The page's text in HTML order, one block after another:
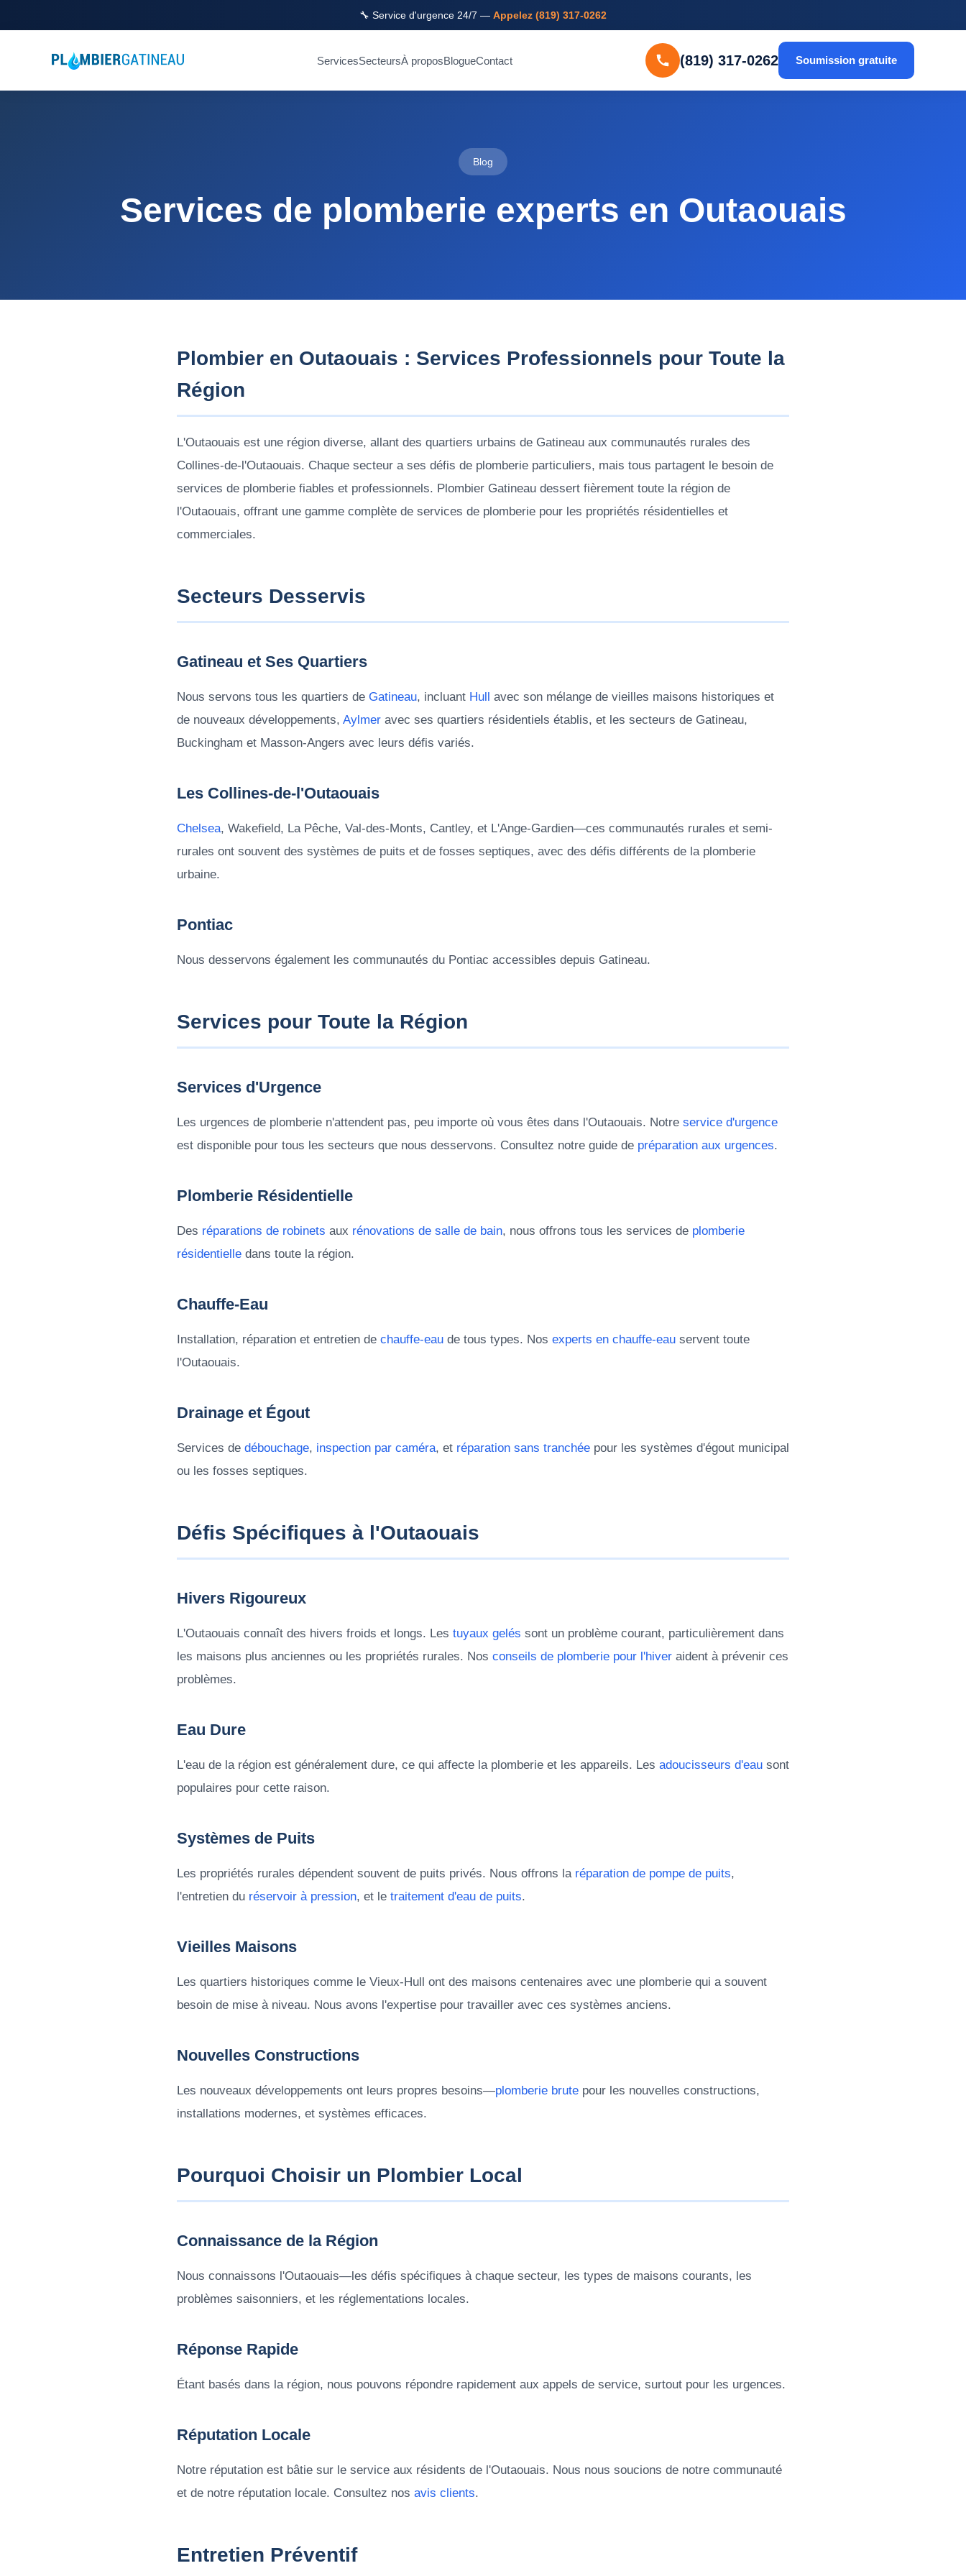
🔧 Service d'urgence 24/7 — Appelez (819) 317-0262
ServicesSecteursÀ proposBlogueContact (819) 317-0262 Soumission gratuite
Blog
Services de plomberie experts en Outaouais
Plombier en Outaouais : Services Professionnels pour Toute la
Région
L'Outaouais est une région diverse, allant des quartiers urbains de Gatineau aux communautés rurales des
Collines-de-l'Outaouais. Chaque secteur a ses défis de plomberie particuliers, mais tous partagent le besoin de
services de plomberie fiables et professionnels. Plombier Gatineau dessert fièrement toute la région de
l'Outaouais, offrant une gamme complète de services de plomberie pour les propriétés résidentielles et
commerciales.
Secteurs Desservis
Gatineau et Ses Quartiers
Nous servons tous les quartiers de Gatineau, incluant Hull avec son mélange de vieilles maisons historiques et
de nouveaux développements, Aylmer avec ses quartiers résidentiels établis, et les secteurs de Gatineau,
Buckingham et Masson-Angers avec leurs défis variés.
Les Collines-de-l'Outaouais
Chelsea, Wakefield, La Pêche, Val-des-Monts, Cantley, et L'Ange-Gardien—ces communautés rurales et semi-
rurales ont souvent des systèmes de puits et de fosses septiques, avec des défis différents de la plomberie
urbaine.
Pontiac
Nous desservons également les communautés du Pontiac accessibles depuis Gatineau.
Services pour Toute la Région
Services d'Urgence
Les urgences de plomberie n'attendent pas, peu importe où vous êtes dans l'Outaouais. Notre service d'urgence
est disponible pour tous les secteurs que nous desservons. Consultez notre guide de préparation aux urgences.
Plomberie Résidentielle
Des réparations de robinets aux rénovations de salle de bain, nous offrons tous les services de plomberie
résidentielle dans toute la région.
Chauffe-Eau
Installation, réparation et entretien de chauffe-eau de tous types. Nos experts en chauffe-eau servent toute
l'Outaouais.
Drainage et Égout
Services de débouchage, inspection par caméra, et réparation sans tranchée pour les systèmes d'égout municipal
ou les fosses septiques.
Défis Spécifiques à l'Outaouais
Hivers Rigoureux
L'Outaouais connaît des hivers froids et longs. Les tuyaux gelés sont un problème courant, particulièrement dans
les maisons plus anciennes ou les propriétés rurales. Nos conseils de plomberie pour l'hiver aident à prévenir ces
problèmes.
Eau Dure
L'eau de la région est généralement dure, ce qui affecte la plomberie et les appareils. Les adoucisseurs d'eau sont
populaires pour cette raison.
Systèmes de Puits
Les propriétés rurales dépendent souvent de puits privés. Nous offrons la réparation de pompe de puits,
l'entretien du réservoir à pression, et le traitement d'eau de puits.
Vieilles Maisons
Les quartiers historiques comme le Vieux-Hull ont des maisons centenaires avec une plomberie qui a souvent
besoin de mise à niveau. Nous avons l'expertise pour travailler avec ces systèmes anciens.
Nouvelles Constructions
Les nouveaux développements ont leurs propres besoins—plomberie brute pour les nouvelles constructions,
installations modernes, et systèmes efficaces.
Pourquoi Choisir un Plombier Local
Connaissance de la Région
Nous connaissons l'Outaouais—les défis spécifiques à chaque secteur, les types de maisons courants, les
problèmes saisonniers, et les réglementations locales.
Réponse Rapide
Étant basés dans la région, nous pouvons répondre rapidement aux appels de service, surtout pour les urgences.
Réputation Locale
Notre réputation est bâtie sur le service aux résidents de l'Outaouais. Nous nous soucions de notre communauté
et de notre réputation locale. Consultez nos avis clients.
Entretien Préventif